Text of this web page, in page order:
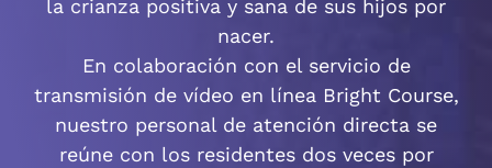
la crianza positiva y sana de sus hijos por
nacer.
En colaboración con el servicio de
transmisión de vídeo en línea Bright Course,
nuestro personal de atención directa se
reúne con los residentes dos veces por